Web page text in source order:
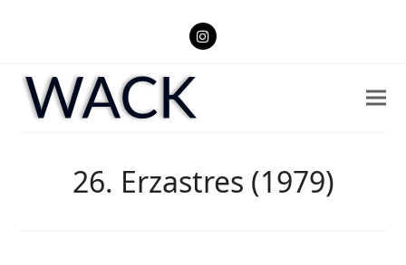
Instagram
26. Erzastres (1979)